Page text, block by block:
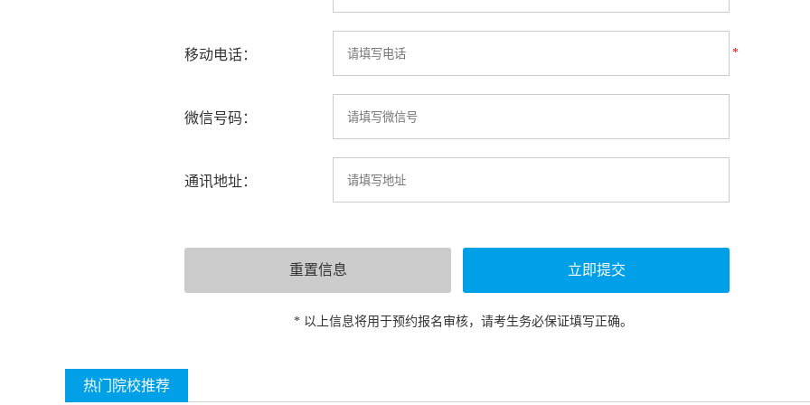
移动电话： *
微信号码：
通讯地址：
* 以上信息将用于预约报名审核，请考生务必保证填写正确。
热门院校推荐